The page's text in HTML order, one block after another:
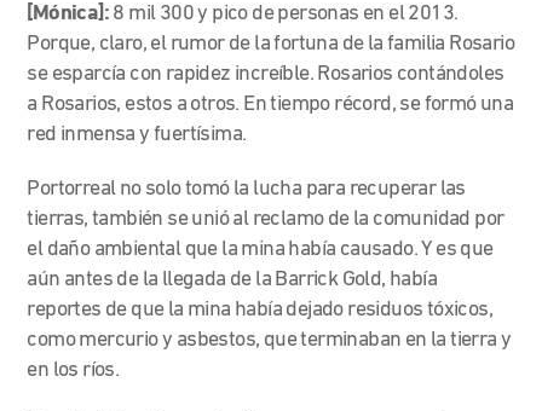
[Mónica]: 8 mil 300 y pico de personas en el 2013.
Porque, claro, el rumor de la fortuna de la familia Rosario
se esparcía con rapidez increíble. Rosarios contándoles
a Rosarios, estos a otros. En tiempo récord, se formó una
red inmensa y fuertísima.
Portorreal no solo tomó la lucha para recuperar las
tierras, también se unió al reclamo de la comunidad por
el daño ambiental que la mina había causado. Y es que
aún antes de la llegada de la Barrick Gold, había
reportes de que la mina había dejado residuos tóxicos,
como mercurio y asbestos, que terminaban en la tierra y
en los ríos.